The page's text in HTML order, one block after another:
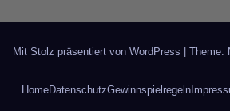
Mit Stolz präsentiert von WordPress Theme:
HomeDatenschutzGewinnspielregeln